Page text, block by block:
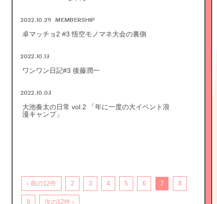
2022.10.29 MEMBERSHIP
卓マッチョ2 #3 悟空モノマネ大会の裏側
2022.10.13
ワンワン日記#3 後藤潤一
2022.10.03
大池奏太の日常 vol.2 「年に一度の大イベント浪
漫キャンプ」
‹ 前の12件 2 3 4 5 6 7 8
9 次の12件 ›